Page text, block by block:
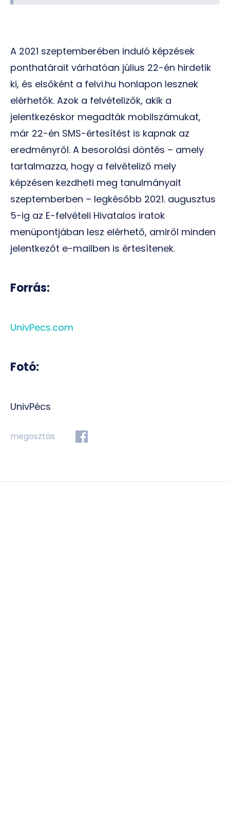
A 2021 szeptemberében induló képzések
ponthatárait várhatóan július 22-én hirdetik
ki, és elsőként a felvi.hu honlapon lesznek
elérhetők. Azok a felvételizők, akik a
jelentkezéskor megadták mobilszámukat,
már 22-én SMS-értesítést is kapnak az
eredményről. A besorolási döntés – amely
tartalmazza, hogy a felvételiző mely
képzésen kezdheti meg tanulmányait
szeptemberben – legkésőbb 2021. augusztus
5-ig az E-felvételi Hivatalos iratok
menüpontjában lesz elérhető, amiről minden
jelentkezőt e-mailben is értesítenek.
Forrás:
UnivPecs.com
Fotó:
UnivPécs
megosztás